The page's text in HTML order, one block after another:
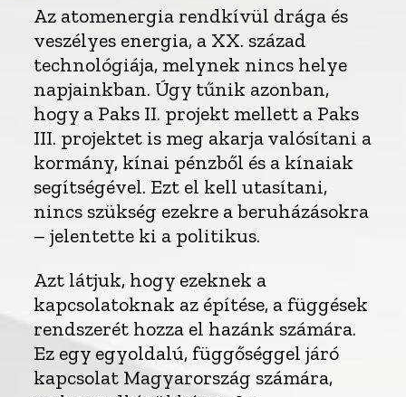
Az atomenergia rendkívül drága és
veszélyes energia, a XX. század
technológiája, melynek nincs helye
napjainkban. Úgy tűnik azonban,
hogy a Paks II. projekt mellett a Paks
III. projektet is meg akarja valósítani a
kormány, kínai pénzből és a kínaiak
segítségével. Ezt el kell utasítani,
nincs szükség ezekre a beruházásokra
– jelentette ki a politikus.
Azt látjuk, hogy ezeknek a
kapcsolatoknak az építése, a függések
rendszerét hozza el hazánk számára.
Ez egy egyoldalú, függőséggel járó
kapcsolat Magyarország számára,